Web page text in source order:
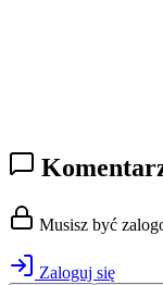
Musisz być
Zaloguj się